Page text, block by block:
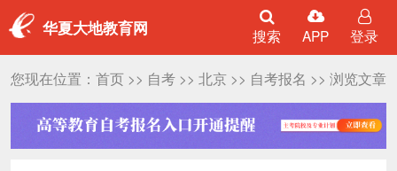
华夏大地教育网 搜索 APP 登录
您现在位置： 首页>> 自考>> 北京>> 自考报名 >> 浏览文章